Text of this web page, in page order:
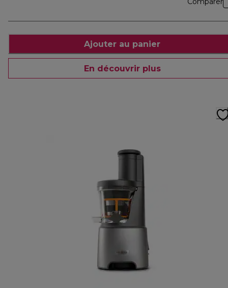
Ajouter au panier
En découvrir plus